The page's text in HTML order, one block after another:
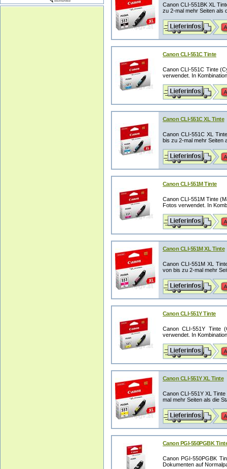
Canon CLI-551BK XL
zu 2-mal mehr Seiten als
Canon CLI-551C Tinte
Canon CLI-551C Tinte
verwendet. In
Canon CLI-551C XL Tinte
Canon CLI-551C XL
bis zu 2-mal mehr Seiten
Canon CLI-551M Tinte
Canon CLI-551M Tinte
Fotos verwendet. In
Canon CLI-551M XL Tinte
Canon CLI-551M XL
von bis zu 2-mal mehr
Canon CLI-551Y Tinte
Canon CLI-551Y Tinte
verwendet. In
Canon CLI-551Y XL Tinte
Canon CLI-551Y XL
mal mehr Seiten als die
Canon PGI-550PGBK
Canon PGI-550PGBK
Dokumenten auf